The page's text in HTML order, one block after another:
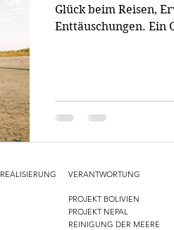
Glück beim Reisen,
Enttäuschungen. Ein Gespräch.
ganzen Tag zu Hause
REALISIERUNG VERANTWORTUNG
PROJEKT BOLIVIEN
PROJEKT NEPAL
REINIGUNG DER MEERE